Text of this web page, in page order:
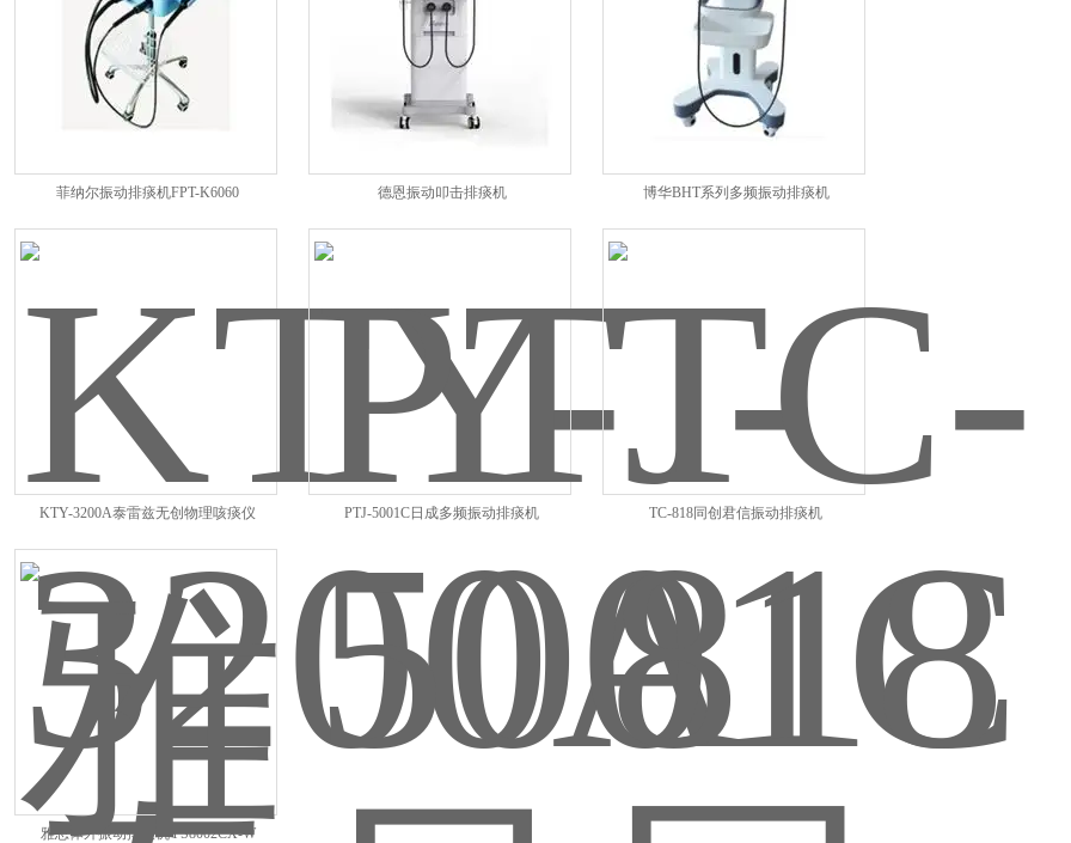
菲纳尔振动排痰机FPT-K6060 德恩振动叩击排痰机 博华BHT系列多频振动排痰机
KTY-3200A泰雷兹无创物理咳痰仪 PTJ-5001C日成多频振动排痰机 TC-818同创君信振动排痰机
雅思体外振动排痰机YS8002CX-W